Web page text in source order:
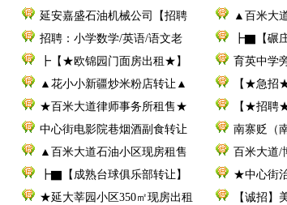
延安嘉盛石油机械公司【招聘
▲百米大
招聘：小学数学/英语/语文老
┣▇【碾
┣【★欧锦园门面房出租★】
育英中学
▲花小小新疆炒米粉店转让▲
【★急招
★百米大道律师事务所租售★
【★招聘
中心街电影院巷烟酒副食转让
南寨贬（
▲百米大道石油小区现房租售
百米大道/
┣▇【成熟台球俱乐部转让】
★中心街
★延大莘园小区350㎡现房出租
【诚招】